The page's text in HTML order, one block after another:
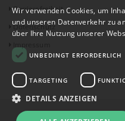
Barrierefreiheit
Datenschutz
Wir verwenden Cookies, um
und unseren Datenverkehr zu
über Ihre Nutzung unserer
Informationen kombinieren, die
Datenschutzrichtlinie
UNBEDINGT ERFORDERLICH
TARGETING
DETAILS ANZEIGEN